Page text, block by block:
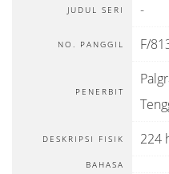
JUDUL SERI -
NO. PANGGIL F/
PENERBIT
DESKRIPSI FISIK 224
BAHASA